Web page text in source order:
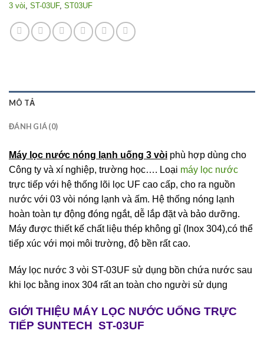
3 vòi ST-03UF, ST03UF
MÔ TẢ
ĐÁNH GIÁ (0)
Máy lọc nước nóng lạnh uống 3 vòi phù hợp dùng cho
Công ty và xí nghiệp, trường học…. Loại máy lọc nước
trực tiếp với hệ thống lõi lọc UF cao cấp, cho ra nguồn
nước với 03 vòi nóng lạnh và ấm. Hệ thống nóng lạnh
hoàn toàn tự động đóng ngắt, dễ lắp đặt và bảo dưỡng.
Máy được thiết kế chất liệu thép không gỉ (Inox 304),có thể
tiếp xúc với mọi môi trường, độ bền rất cao.
Máy lọc nước 3 vòi ST-03UF sử dụng bồn chứa nước sau
khi lọc bằng inox 304 rất an toàn cho người sử dụng
GIỚI THIỆU MÁY LỌC NƯỚC UỐNG TRỰC
TIẾP SUNTECH ST-03UF